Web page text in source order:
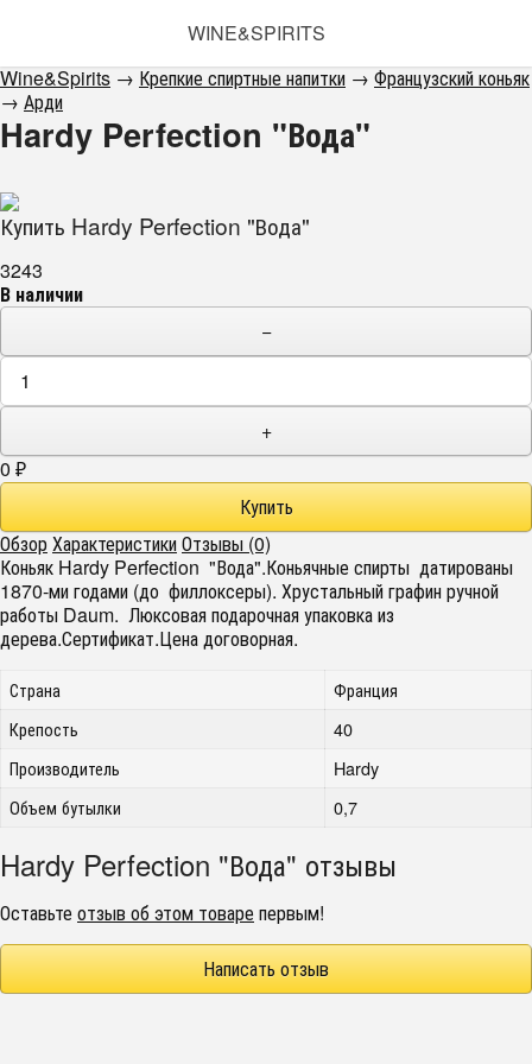
WINE&SPIRITS
Wine&Spirits → Крепкие спиртные напитки → Французский коньяк
→ Арди
Hardy Perfection "Вода"
Купить Hardy Perfection "Вода"
3243
В наличии
−
+
0 ₽
ОбзорХарактеристикиОтзывы (0)
Коньяк Hardy Perfection "Вода".Коньячные спирты датированы
1870-ми годами (до филлоксеры). Хрустальный графин ручной
работы Daum. Люксовая подарочная упаковка из
дерева.Сертификат.Цена договорная.
Страна
Франция
Крепость
40
Производитель
Hardy
Объем бутылки
0,7
Hardy Perfection "Вода" отзывы
Оставьтеотзыв об этом товарепервым!
Написать отзыв